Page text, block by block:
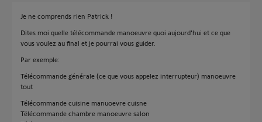
Je ne comprends rien Patrick !
Dites moi quelle télécommande manoeuvre quoi aujourd'hui et ce que
vous voulez au final et je pourrai vous guider.
Par exemple:
Télécommande générale (ce que vous appelez interrupteur) manoeuvre
tout
Télécommande cuisine manuoevre cuisne
Télécommande chambre manoeuvre salon